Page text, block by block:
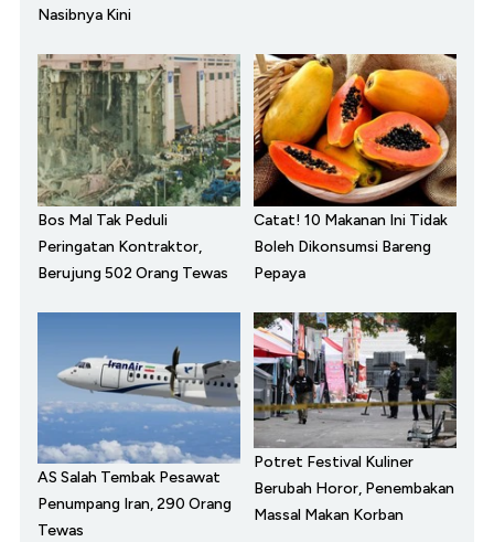
Nasibnya Kini
Bos Mal Tak Peduli
Peringatan Kontraktor,
Berujung 502 Orang Tewas
Catat! 10 Makanan Ini Tidak
Boleh Dikonsumsi Bareng
Pepaya
AS Salah Tembak Pesawat
Penumpang Iran, 290 Orang
Tewas
Potret Festival Kuliner
Berubah Horor, Penembakan
Massal Makan Korban